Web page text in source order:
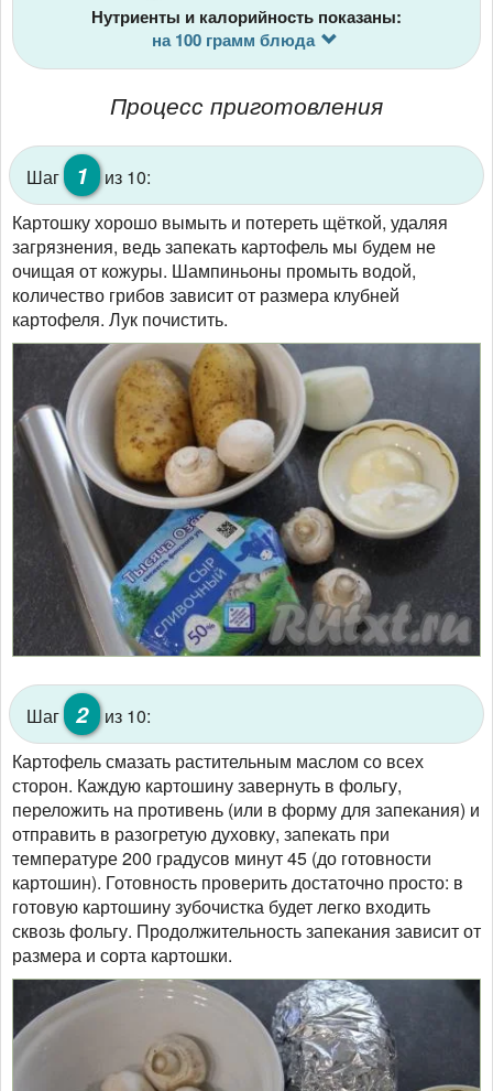
Нутриенты и калорийность показаны:
на 100 грамм блюда
Процесс приготовления
Шаг 1
из 10:
Картошку хорошо вымыть и потереть щёткой, удаляя
загрязнения, ведь запекать картофель мы будем не
очищая от кожуры. Шампиньоны промыть водой,
количество грибов зависит от размера клубней
картофеля. Лук почистить.
Шаг 2
из 10:
Картофель смазать растительным маслом со всех
сторон. Каждую картошину завернуть в фольгу,
переложить на противень (или в форму для запекания) и
отправить в разогретую духовку, запекать при
температуре 200 градусов минут 45 (до готовности
картошин). Готовность проверить достаточно просто: в
готовую картошину зубочистка будет легко входить
сквозь фольгу. Продолжительность запекания зависит от
размера и сорта картошки.